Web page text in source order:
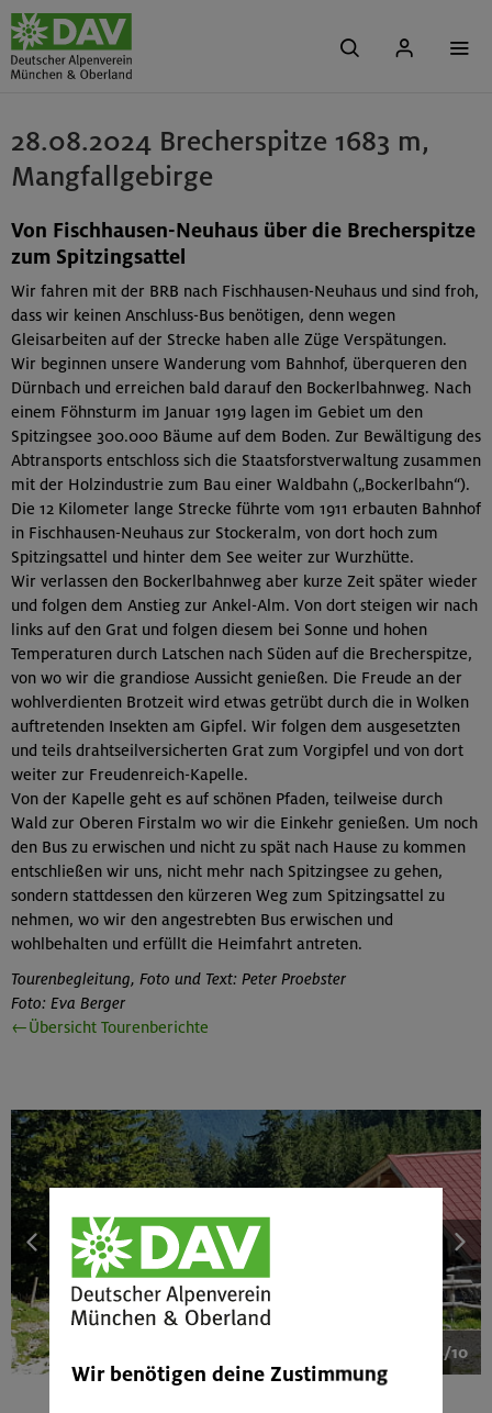
28.08.2024 Brecherspitze 1683 m,
Mangfallgebirge
Von Fischhausen-Neuhaus über die Brecherspitze
zum Spitzingsattel
Wir fahren mit der BRB nach Fischhausen-Neuhaus und sind froh,
dass wir keinen Anschluss-Bus benötigen, denn wegen
Gleisarbeiten auf der Strecke haben alle Züge Verspätungen.
Wir beginnen unsere Wanderung vom Bahnhof, überqueren den
Dürnbach und erreichen bald darauf den Bockerlbahnweg. Nach
einem Föhnsturm im Januar 1919 lagen im Gebiet um den
Spitzingsee 300.000 Bäume auf dem Boden. Zur Bewältigung des
Abtransports entschloss sich die Staatsforstverwaltung zusammen
mit der Holzindustrie zum Bau einer Waldbahn („Bockerlbahn“).
Die 12 Kilometer lange Strecke führte vom 1911 erbauten Bahnhof
in Fischhausen-Neuhaus zur Stockeralm, von dort hoch zum
Spitzingsattel und hinter dem See weiter zur Wurzhütte.
Wir verlassen den Bockerlbahnweg aber kurze Zeit später wieder
und folgen dem Anstieg zur Ankel-Alm. Von dort steigen wir nach
links auf den Grat und folgen diesem bei Sonne und hohen
Temperaturen durch Latschen nach Süden auf die Brecherspitze,
von wo wir die grandiose Aussicht genießen. Die Freude an der
wohlverdienten Brotzeit wird etwas getrübt durch die in Wolken
auftretenden Insekten am Gipfel. Wir folgen dem ausgesetzten
und teils drahtseilversicherten Grat zum Vorgipfel und von dort
weiter zur Freudenreich-Kapelle.
Von der Kapelle geht es auf schönen Pfaden, teilweise durch
Wald zur Oberen Firstalm wo wir die Einkehr genießen. Um noch
den Bus zu erwischen und nicht zu spät nach Hause zu kommen
entschließen wir uns, nicht mehr nach Spitzingsee zu gehen,
sondern stattdessen den kürzeren Weg zum Spitzingsattel zu
nehmen, wo wir den angestrebten Bus erwischen und
wohlbehalten und erfüllt die Heimfahrt antreten.
Tourenbegleitung, Foto und Text: Peter Proebster
Foto: Eva Berger
←Übersicht Tourenberichte
1/10
Wir benötigen deine Zustimmung